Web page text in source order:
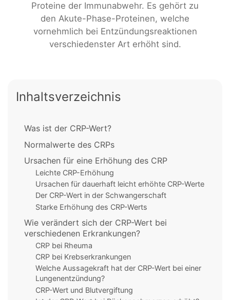
Proteine der Immunabwehr. Es gehört zu
den Akute-Phase-Proteinen, welche
vornehmlich bei Entzündungsreaktionen
verschiedenster Art erhöht sind.
Inhaltsverzeichnis
Was ist der CRP-Wert?
Normalwerte des CRPs
Ursachen für eine Erhöhung des CRP
Leichte CRP-Erhöhung
Ursachen für dauerhaft leicht erhöhte CRP-Werte
Der CRP-Wert in der Schwangerschaft
Starke Erhöhung des CRP-Werts
Wie verändert sich der CRP-Wert bei
verschiedenen Erkrankungen?
CRP bei Rheuma
CRP bei Krebserkrankungen
Welche Aussagekraft hat der CRP-Wert bei einer
Lungenentzündung?
CRP-Wert und Blutvergiftung